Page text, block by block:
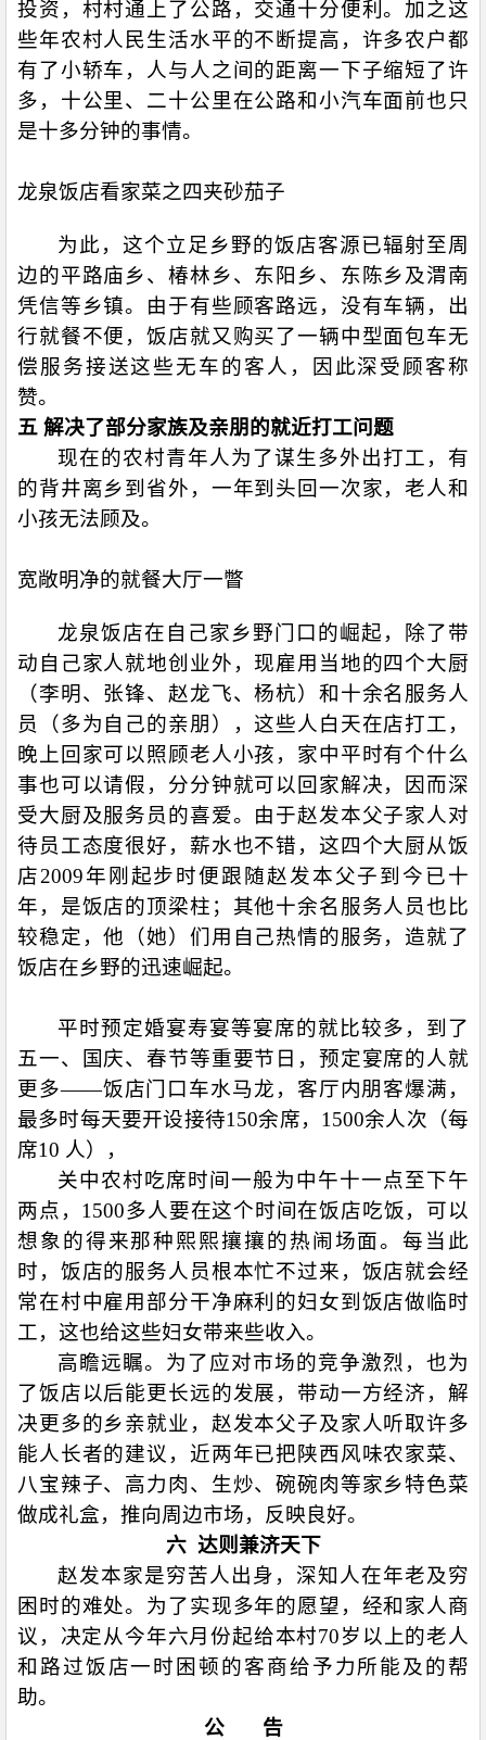
投资，村村通上了公路，交通十分便利。加之这
些年农村人民生活水平的不断提高，许多农户都
有了小轿车，人与人之间的距离一下子缩短了许
多，十公里、二十公里在公路和小汽车面前也只
是十多分钟的事情。
龙泉饭店看家菜之四夹砂茄子
为此，这个立足乡野的饭店客源已辐射至周
边的平路庙乡、椿林乡、东阳乡、东陈乡及渭南
凭信等乡镇。由于有些顾客路远，没有车辆，出
行就餐不便，饭店就又购买了一辆中型面包车无
偿服务接送这些无车的客人，因此深受顾客称
赞。
五 解决了部分家族及亲朋的就近打工问题
现在的农村青年人为了谋生多外出打工，有
的背井离乡到省外，一年到头回一次家，老人和
小孩无法顾及。
宽敞明净的就餐大厅一瞥
龙泉饭店在自己家乡野门口的崛起，除了带
动自己家人就地创业外，现雇用当地的四个大厨
（李明、张锋、赵龙飞、杨杭） 和十余名服务人
员（多为自己的亲朋），这些人白天在店打工，
晚上回家可以照顾老人小孩，家中平时有个什么
事也可以请假，分分钟就可以回家解决，因而深
受大厨及服务员的喜爱。由于赵发本父子家人对
待员工态度很好，薪水也不错，这四个大厨从饭
店2009年刚起步时便跟随赵发本父子到今已十
年，是饭店的顶梁柱；其他十余名服务人员也比
较稳定，他（她）们用自己热情的服务，造就了
饭店在乡野的迅速崛起。
平时预定婚宴寿宴等宴席的就比较多，到了
五一、国庆、春节等重要节日，预定宴席的人就
更多——饭店门口车水马龙，客厅内朋客爆满，
最多时每天要开设接待150余席， 1500余人次（每
席10 人），
关中农村吃席时间一般为中午十一点至下午
两点， 1500多人要在这个时间在饭店吃饭，可以
想象的得来那种熙熙攘攘的热闹场面。每当此
时，饭店的服务人员根本忙不过来，饭店就会经
常在村中雇用部分干净麻利的妇女到饭店做临时
工，这也给这些妇女带来些收入。
高瞻远瞩。为了应对市场的竞争激烈，也为
了饭店以后能更长远的发展，带动一方经济，解
决更多的乡亲就业，赵发本父子及家人听取许多
能人长者的建议，近两年已把陕西风味农家菜、
八宝辣子、高力肉、生炒、碗碗肉等家乡特色菜
做成礼盒，推向周边市场，反映良好。
六 达则兼济天下
赵发本家是穷苦人出身，深知人在年老及穷
困时的难处。为了实现多年的愿望，经和家人商
议，决定从今年六月份起给本村70岁以上的老人
和路过饭店一时困顿的客商给予力所能及的帮
助。
公
告